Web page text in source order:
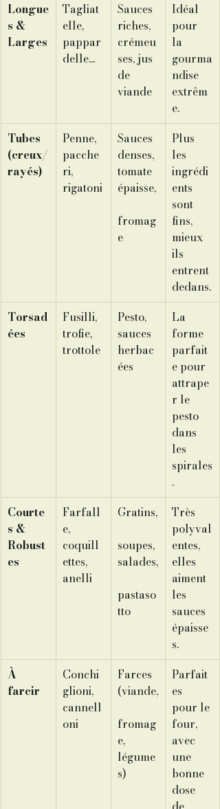
Longue
s &
Larges
Tagliat
elle,
pappar
delle...
Sauces
riches,
crémeu
ses, jus
de
viande
Idéal
pour
la
gourma
ndise
extrêm
e.
Tubes
(creux/
rayés)
Penne,
pacche
ri,
rigatoni
Sauces
denses,
tomate
épaisse,
fromag
e
Plus
les
ingrédi
ents
sont
fins,
mieux
ils
entrent
dedans.
Torsad
ées
Fusilli,
trofie,
trottole
Pesto,
sauces
herbac
ées
La
forme
parfait
e pour
attrape
r le
pesto
dans
les
spirales
.
Courte
s &
Robust
es
Farfall
e,
coquill
ettes,
anelli
Gratins,
soupes,
salades,
pastaso
tto
Très
polyval
entes,
elles
aiment
les
sauces
épaisse
s.
À
farcir
Conchi
glioni,
cannell
oni
Farces
(viande,
fromag
e,
légume
s)
Parfait
es
pour le
four,
avec
une
bonne
dose